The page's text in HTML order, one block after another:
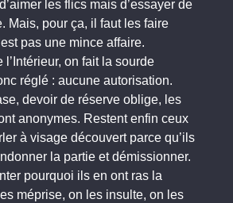
d’aimer les flics mais d’essayer de
Mais, pour ça, il faut les faire
pas une mince affaire.
l’Intérieur, on fait la sourde
réglé : aucune autorisation.
devoir de réserve oblige, les
anonymes. Restent enfin ceux
à visage découvert parce qu’ils
la partie et démissionner.
pourquoi ils en ont ras la
méprise, on les insulte, on les